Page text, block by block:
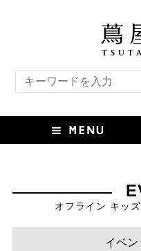
オフライン キッ
イベン